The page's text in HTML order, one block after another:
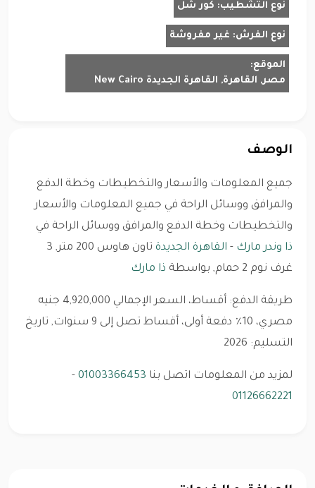
نوع التشطيب: كور شل
نوع الفرش: غير مفروشة
الموقع:
مصر, القاهرة, القاهرة الجديدة New Cairo
الوصف
جميع المعلومات والأسعار والتخطيطات وخطة الدفع
والمرافق ووسائل الراحة في جميع المعلومات والأسعار
والتخطيطات وخطة الدفع والمرافق ووسائل الراحة في
ذا وندر مارك - القاهرة الجديدة
تاون هاوس 200 متر, 3
غرف نوم 2 حمام, بواسطة
ذا مارك
طريقة الدفع: أقساط، السعر الإجمالي 4,920,000 جنيه
مصري، 10٪ دفعة أولى، أقساط تصل إلى 9 سنوات, تاريخ
التسليم: 2026
لمزيد من المعلومات اتصل بنا 01003366453
-
01126662221